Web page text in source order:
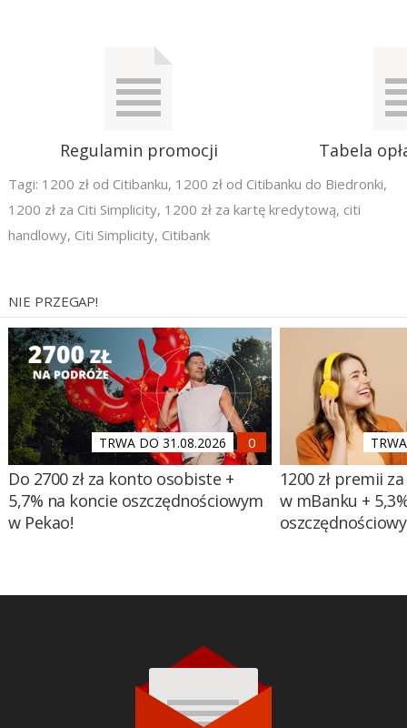
Regulamin promocji Tabela
Tagi: 1200 zł od Citibanku, 1200 zł od Citibanku do Biedronki,
1200 zł za Citi Simplicity, 1200 zł za kartę kredytową, citi
handlowy, Citi Simplicity, Citibank
NIE PRZEGAP!
TRWA DO 31.08.2026
Do 2700 zł za konto osobiste +
5,7% na koncie oszczędnościowym
w Pekao!
1200 zł premii
w mBanku +